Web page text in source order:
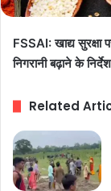
FSSAI: खाद्य
निगरानी बढ़ाने के निर्देश
Related